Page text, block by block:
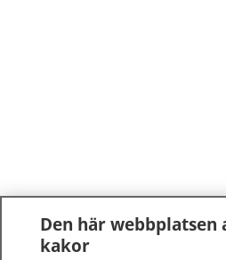
Den här webbplatsen
kakor